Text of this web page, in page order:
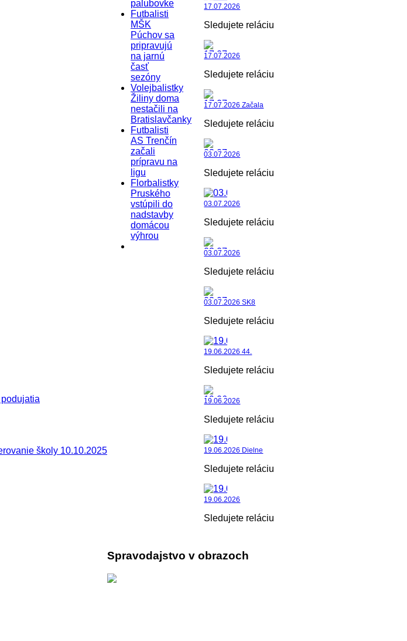
školy 10.10.2025
palubovke
Futbalisti
MŠK
Púchov sa
pripravujú
na jarnú
časť
sezóny
Volejbalistky
Žiliny doma
nestačili na
Bratislavčanky
Futbalisti
AS Trenčín
začali
prípravu na
ligu
Florbalistky
Pruského
vstúpili do
nadstavby
domácou
výhrou
17.07.2026
Sledujete reláciu
17.07.2026
Sledujete reláciu
17.07.2026 Začala
Sledujete reláciu
03.07.2026
Sledujete reláciu
03.07.2026
Sledujete reláciu
03.07.2026
Sledujete reláciu
03.07.2026 SK8
Sledujete reláciu
19.06.2026 44.
Sledujete reláciu
19.06.2026
Sledujete reláciu
19.06.2026 Dielne
Sledujete reláciu
19.06.2026
Sledujete reláciu
Spravodajstvo v obrazoch